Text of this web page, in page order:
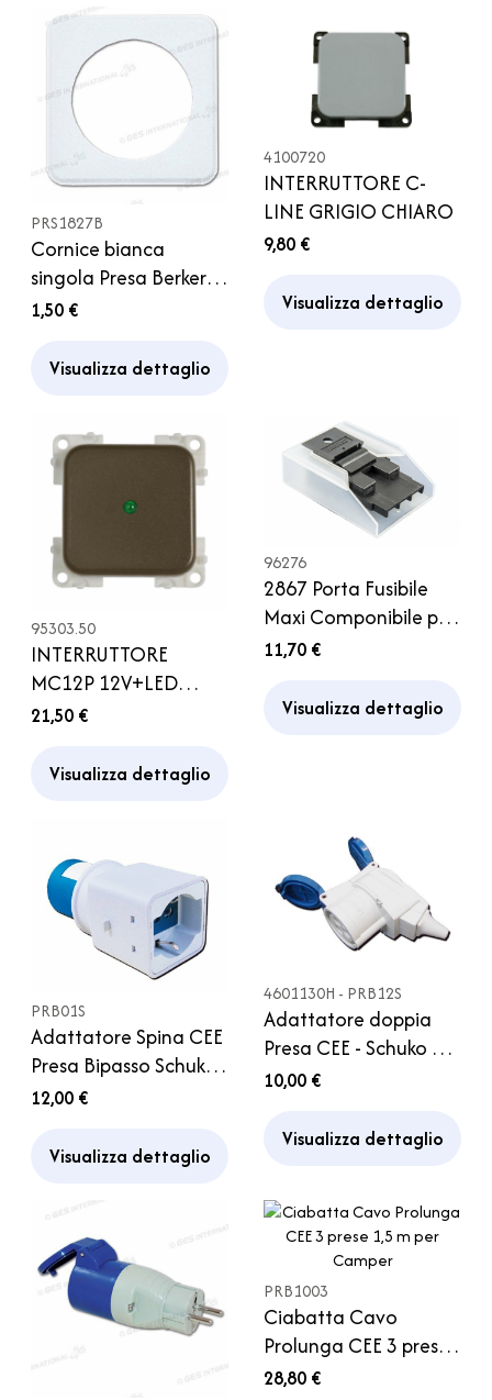
PRS1827B
Cornice bianca
singola Presa Berker
Caravan Camper
1,50 €
Visualizza dettaglio
4100720
INTERRUTTORE C-
LINE GRIGIO CHIARO
9,80 €
Visualizza dettaglio
95303.50
INTERRUTTORE
MC12P 12V+LED
MARRONE CBE
21,50 €
Visualizza dettaglio
96276
2867 Porta Fusibile
Maxi Componibile per
Camper Caravan
11,70 €
Visualizza dettaglio
PRB01S
Adattatore Spina CEE
Presa Bipasso Schuko
Camper Caravan
12,00 €
Visualizza dettaglio
4601130H - PRB12S
Adattatore doppia
Presa CEE - Schuko 16
A
10,00 €
Visualizza dettaglio
PRB1003
Ciabatta Cavo
Prolunga CEE 3 prese
1,5 m per Camper
28,80 €